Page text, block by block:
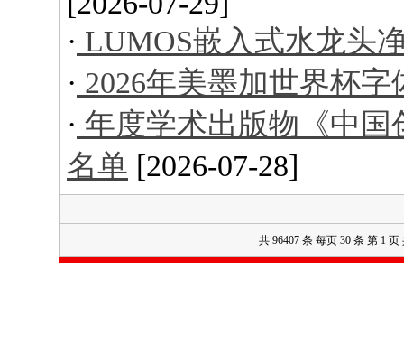
· LUMOS嵌入式水龙头
· 2026年美墨加世界杯字
· 年度学术出版物《中国
名单 [2026-07-28]
共 96407 条 每页 30 条 第 1